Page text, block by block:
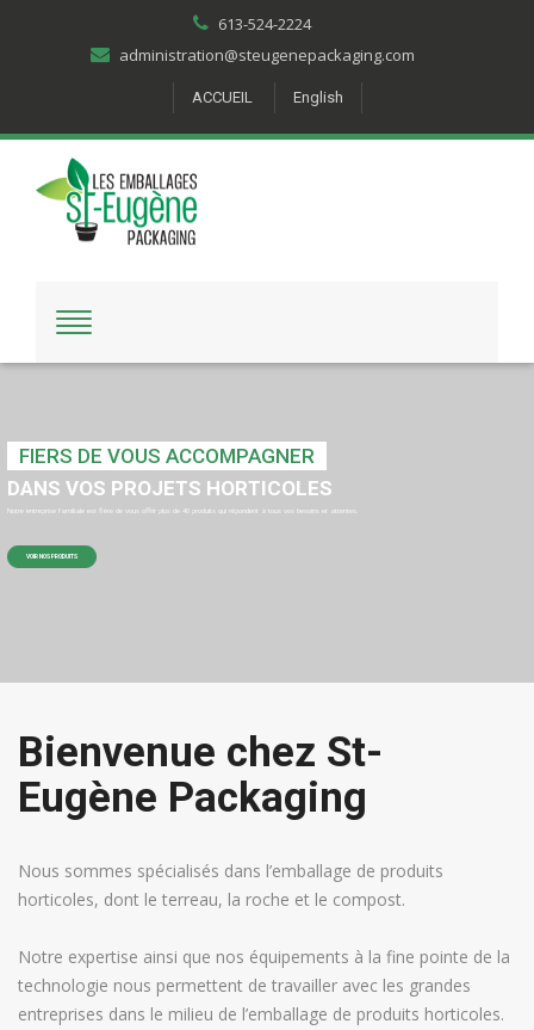
613-524-2224
administration@steugenepackaging.com
ACCUEIL English
FIERS DE VOUS ACCOMPAGNER
DANS VOS PROJETS HORTICOLES
Notre entreprise familiale est fière de vous offrir plus de 40 produits qui répondent à tous vos besoins et attentes.
VOIR NOS PRODUITS
Bienvenue chez St-
Eugène Packaging
Nous sommes spécialisés dans l’emballage de produits
horticoles, dont le terreau, la roche et le compost.
Notre expertise ainsi que nos équipements à la fine pointe de la
technologie nous permettent de travailler avec les grandes
entreprises dans le milieu de l’emballage de produits horticoles.